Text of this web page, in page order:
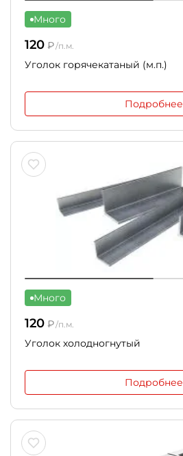
Много
120 ₽/п.м.
Уголок горячекатаный (м.п.)
Подробнее
Много
120 ₽/п.м.
Уголок холодногнутый
Подробнее